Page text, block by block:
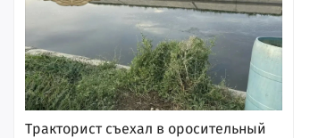
Тракторист съехал в оросительный